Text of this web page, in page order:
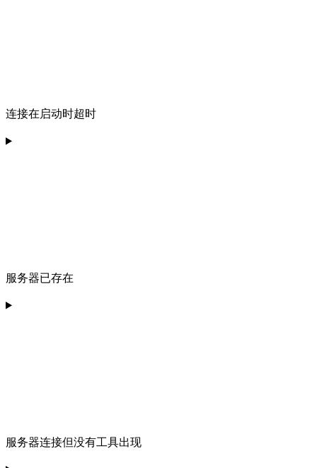
连接在启动时超时
服务器已存在
服务器连接但没有工具出现